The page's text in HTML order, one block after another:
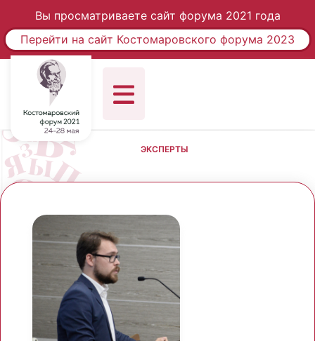
Вы просматриваете сайт форума 2021 года
Перейти на сайт Костомаровского форума 2023
ЭКСПЕРТЫ